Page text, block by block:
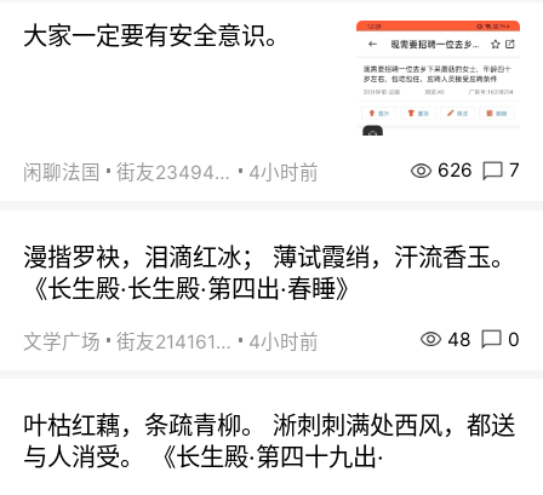
大家一定要有安全意识。
闲聊法国 街友23494008 4小时前 626 7
漫揩罗袂，泪滴红冰； 薄试霞绡，汗流香玉。
《长生殿·长生殿·第四出·春睡》
文学广场 街友21416156 4小时前 48 0
叶枯红藕，条疏青柳。 淅刺刺满处西风，都送
与人消受。 《长生殿·第四十九出·